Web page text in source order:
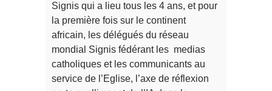
Signis qui a lieu tous les 4 ans, et pour
la première fois sur le continent
africain, les délégués du réseau
mondial Signis fédérant les medias
catholiques et les communicants au
service de l’Eglise, l’axe de réflexion